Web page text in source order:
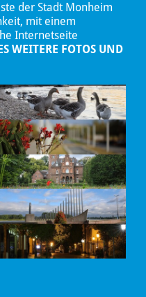
der Stadt Monheim
mit einem
Internetseite
WEITERE FOTOS UND